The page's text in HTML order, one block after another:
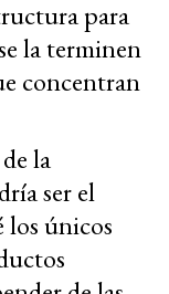
para
la terminen
concentran
la
ser el
únicos